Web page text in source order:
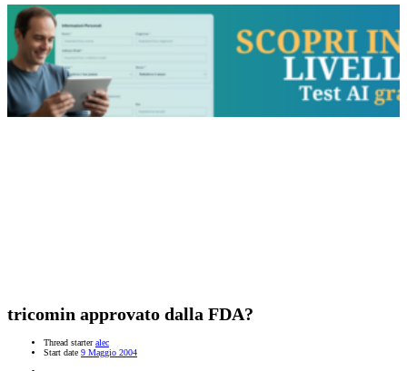
tricomin approvato dalla FDA?
Thread starter alec
Start date 9 Maggio 2004